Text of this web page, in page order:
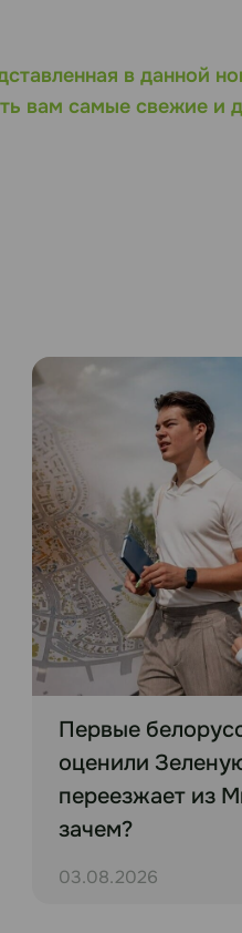
в данной
вам самые свежие и
Первые
оценили
переезжает из
зачем?
03.08.2026